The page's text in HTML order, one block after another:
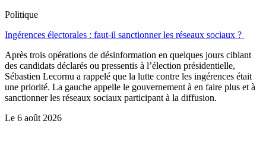
Politique
Ingérences électorales : faut-il sanctionner les réseaux sociaux ?
Après trois opérations de désinformation en quelques jours ciblant
des candidats déclarés ou pressentis à l’élection présidentielle,
Sébastien Lecornu a rappelé que la lutte contre les ingérences était
une priorité. La gauche appelle le gouvernement à en faire plus et à
sanctionner les réseaux sociaux participant à la diffusion.
Le 6 août 2026